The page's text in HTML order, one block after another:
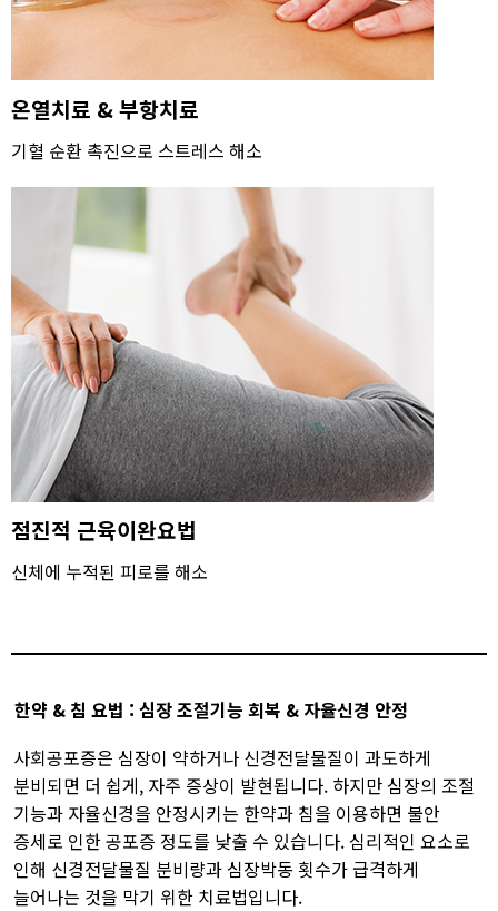
온열치료 & 부항치료
기혈 순환 촉진으로 스트레스 해소​​
점진적 근육이완요법
신체에 누적된 피로를 해소
한약 & 침 요법 : 심장 조절기능 회복 & 자율신경 안정
사회공포증은 심장이 약하거나 신경전달물질이 과도하게
분비되면 더 쉽게, 자주 증상이 발현됩니다. 하지만 심장의 조절
기능과 자율신경을 안정시키는 한약과 침을 이용하면 불안
증세로 인한 공포증 정도를 낮출 수 있습니다. 심리적인 요소로
인해 신경전달물질 분비량과 심장박동 횟수가 급격하게
늘어나는 것을 막기 위한 치료법입니다.​